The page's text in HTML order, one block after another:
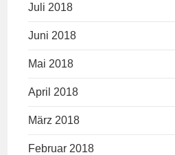
Juli 2018
Juni 2018
Mai 2018
April 2018
März 2018
Februar 2018